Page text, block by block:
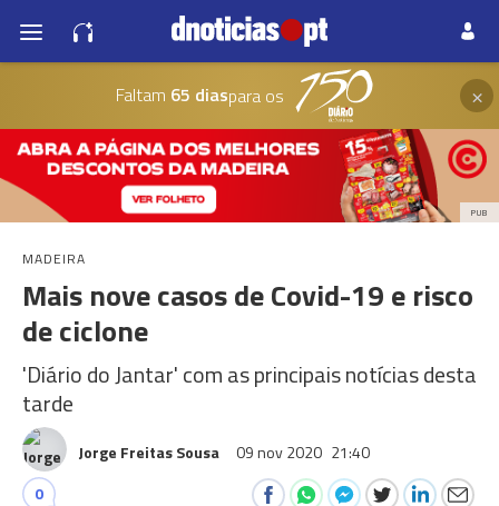
Faltam 65 diaspara os ×
PUB
MADEIRA
Mais nove casos de Covid-19 e risco
de ciclone
'Diário do Jantar' com as principais notícias desta
tarde
Jorge Freitas Sousa 09 nov 2020 21:40
0